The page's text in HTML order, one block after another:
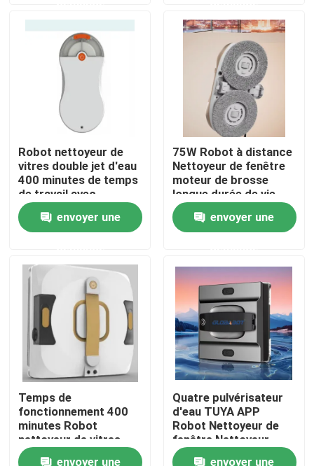
maison
Produits
vidéos
Au sujet de nous
Visite d'usine
Contrôle de qualité
Demandez une citation
aspirateur de robot
Laveur de vitres de robot
Robot nettoyeur de
vitres double jet d'eau
400 minutes de temps
de travail avec
télécommande
envoyer une
75W Robot à distance
Nettoyeur de fenêtre
moteur de brosse
longue durée de vie
envoyer une
Temps de
fonctionnement 400
minutes Robot
nettoyeur de vitres
Temps de charge 3
envoyer une
Quatre pulvérisateur
d'eau TUYA APP
Robot Nettoyeur de
fenêtre Nettoyeur
d'eau
envoyer une